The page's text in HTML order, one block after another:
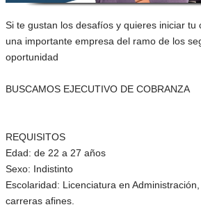
Si te gustan los desafíos y quieres iniciar tu
una importante empresa del ramo de los
oportunidad
BUSCAMOS EJECUTIVO DE COBRANZA
REQUISITOS
Edad: de 22 a 27 años
Sexo: Indistinto
Escolaridad: Licenciatura en
carreras afines.